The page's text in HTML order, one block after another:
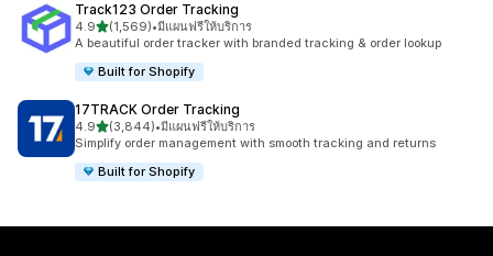
Track123 Order Tracking
4.9เต็ม 5 ดาว
(1,569)
ทั้งหมด 1569 รีวิว
•มีแผนฟรีให้บริการ
A beautiful order tracker with branded tracking & order lookup
Built for Shopify
17TRACK Order Tracking
4.9เต็ม 5 ดาว
(3,844)
ทั้งหมด 3844 รีวิว
•มีแผนฟรีให้บริการ
Simplify order management with smooth tracking and returns
Built for Shopify